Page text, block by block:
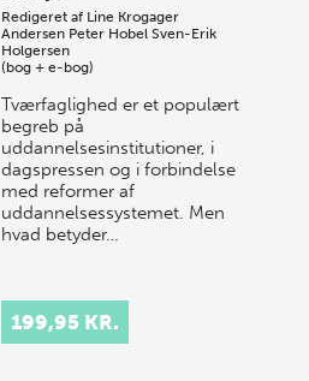
Redigeret af Line Krogager
Andersen Peter Hobel Sven-Erik
Holgersen
(bog + e-bog)
Tværfaglighed er et populært
begreb på
uddannelsesinstitutioner, i
dagspressen og i forbindelse
med reformer af
uddannelsessystemet. Men
hvad betyder…
199,95 KR.